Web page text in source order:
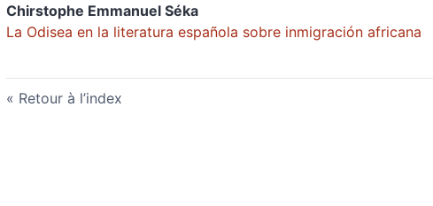
Chirstophe Emmanuel Séka
La Odisea en la literatura española sobre inmigración africana
Retour à l’index